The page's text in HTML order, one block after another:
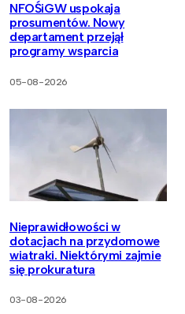
NFOŚiGW uspokaja
prosumentów. Nowy
departament przejął
programy wsparcia
05-08-2026
Nieprawidłowości w
dotacjach na przydomowe
wiatraki. Niektórymi zajmie
się prokuratura
03-08-2026